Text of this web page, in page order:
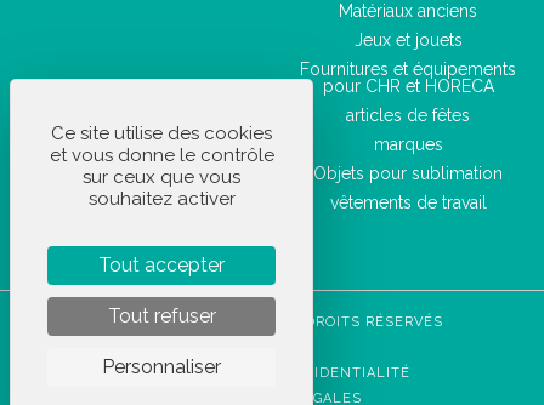
Matériaux anciens
Jeux et jouets
Fournitures et équipements
pour CHR et HORECA
articles de fêtes
marques
Objets pour sublimation
vêtements de travail
STOCKETIK © 2023 - TOUS DROITS RÉSERVÉS
POLITIQUE DE CONFIDENTIALITÉ
MENTIONS LÉGALES
Ce site utilise des cookies
et vous donne le contrôle
sur ceux que vous
souhaitez activer
Tout accepter
Tout refuser
Personnaliser